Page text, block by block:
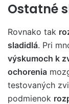
Ostatné
Rovnako tak
sladidlá. Pri
výskumoch k
ochorenia
testovaných
podmienok